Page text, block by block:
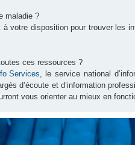
maladie ?
votre disposition pour trouver les
ces ressources ?
Services, le service national
d’écoute et d’information
vous orienter au mieux en